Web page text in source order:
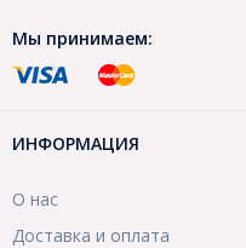
Мы принимаем:
ИНФОРМАЦИЯ
О нас
Доставка и оплата